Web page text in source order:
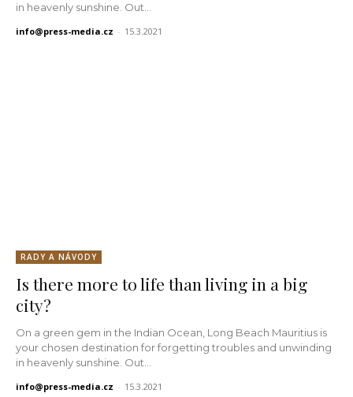
in heavenly sunshine. Out...
info@press-media.cz - 15.3.2021
RADY A NÁVODY
Is there more to life than living in a big
city?
On a green gem in the Indian Ocean, Long Beach Mauritius is
your chosen destination for forgetting troubles and unwinding
in heavenly sunshine. Out...
info@press-media.cz - 15.3.2021